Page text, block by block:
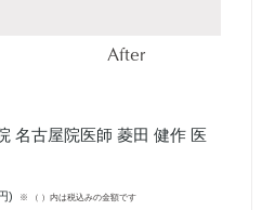
After
名古屋院医師 菱田 健作 医
) ※ （ ）内は税込みの金額です